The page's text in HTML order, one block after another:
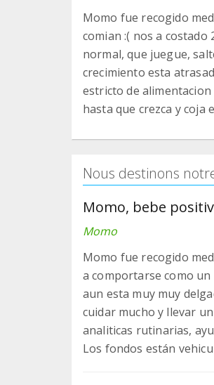
Momo fue recogido
comian :( nos a
normal, que juegue,
crecimiento esta
estricto de
hasta que crezca y coja
Nous destinons
Momo, bebe
Momo
Momo fue recogido
a comportarse como
aun esta muy muy
cuidar mucho y llevar
analiticas rutinarias,
Los fondos están